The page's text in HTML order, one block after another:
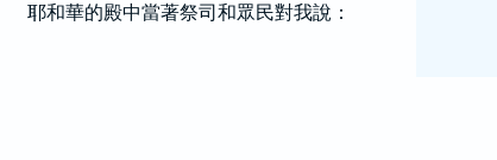
耶和華的殿中當著祭司和眾民對我說：